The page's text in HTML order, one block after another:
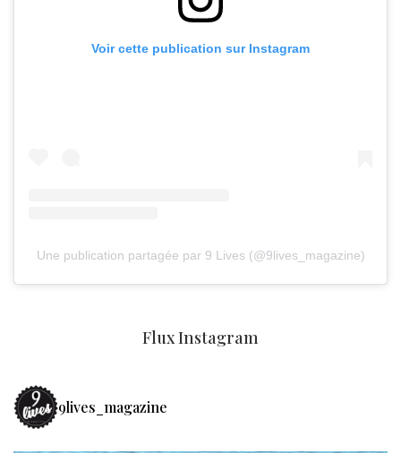
Voir cette publication sur Instagram
Une publication partagée par 9 Lives (@9lives_magazine)
Flux Instagram
9lives_magazine